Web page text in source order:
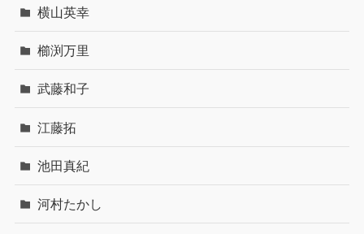
横山英幸
櫛渕万里
武藤和子
江藤拓
池田真紀
河村たかし